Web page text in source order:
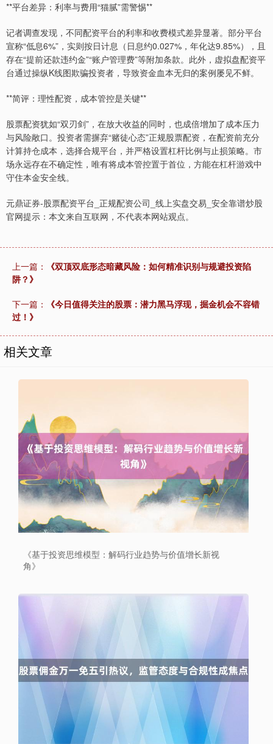
**平台差异：利率与费用“猫腻”需警惕**
记者调查发现，不同配资平台的利率和收费模式差异显著。部分平台
宣称“低息6%”，实则按日计息（日息约0.027%，年化达9.85%），且
存在“提前还款违约金”“账户管理费”等附加条款。此外，虚拟盘配资平
台通过操纵K线图欺骗投资者，导致资金血本无归的案例屡见不鲜。
**简评：理性配资，成本管控是关键**
股票配资犹如“双刃剑”，在放大收益的同时，也成倍增加了成本压力
与风险敞口。投资者需摒弃“赌徒心态”正规股票配资，在配资前充分
计算持仓成本，选择合规平台，并严格设置杠杆比例与止损策略。市
场永远存在不确定性，唯有将成本管控置于首位，方能在杠杆游戏中
守住本金安全线。
元鼎证券-股票配资平台_正规配资公司_线上实盘交易_安全靠谱炒股
官网提示：本文来自互联网，不代表本网站观点。
上一篇：
《双顶双底形态暗藏风险：如何精准识别与规避投资陷
阱？》
下一篇：
《今日值得关注的股票：潜力黑马浮现，掘金机会不容错
过！》
相关文章
《基于投资思维模型：解码行业趋势与价值增长新视
角》
深证成指 14110.12
沪深300 -0.15%